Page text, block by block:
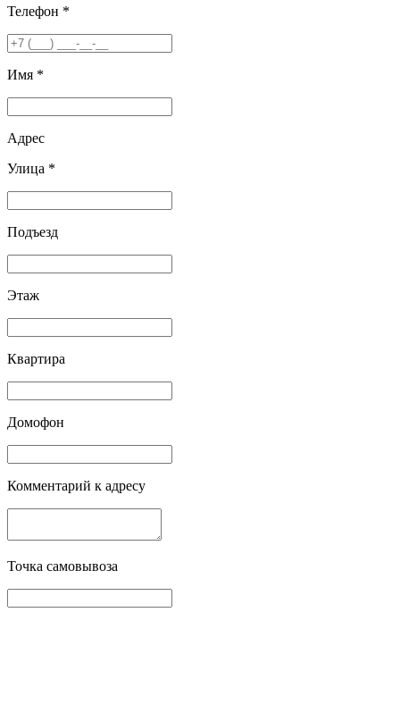
Телефон *
Имя *
Адрес
Улица *
Подъезд
Этаж
Квартира
Домофон
Комментарий к адресу
Точка самовывоза